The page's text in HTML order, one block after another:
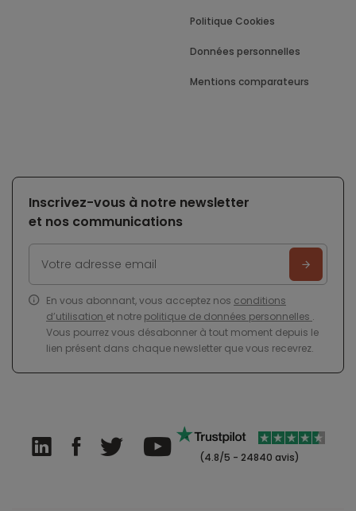
Politique Cookies
Données personnelles
Mentions comparateurs
Inscrivez-vous à notre newsletter
et nos communications
En vous abonnant, vous acceptez nos conditions
d’utilisation et notre politique de données personnelles .
Vous pourrez vous désabonner à tout moment depuis le
lien présent dans chaque newsletter que vous recevrez.
(4.8/5 - 24840 avis)